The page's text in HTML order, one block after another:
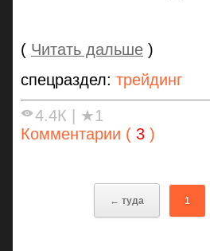
( Читать дальше )
спецраздел: трейдинг
4.4К
★1
Комментарии ( 3 )
← туда 1